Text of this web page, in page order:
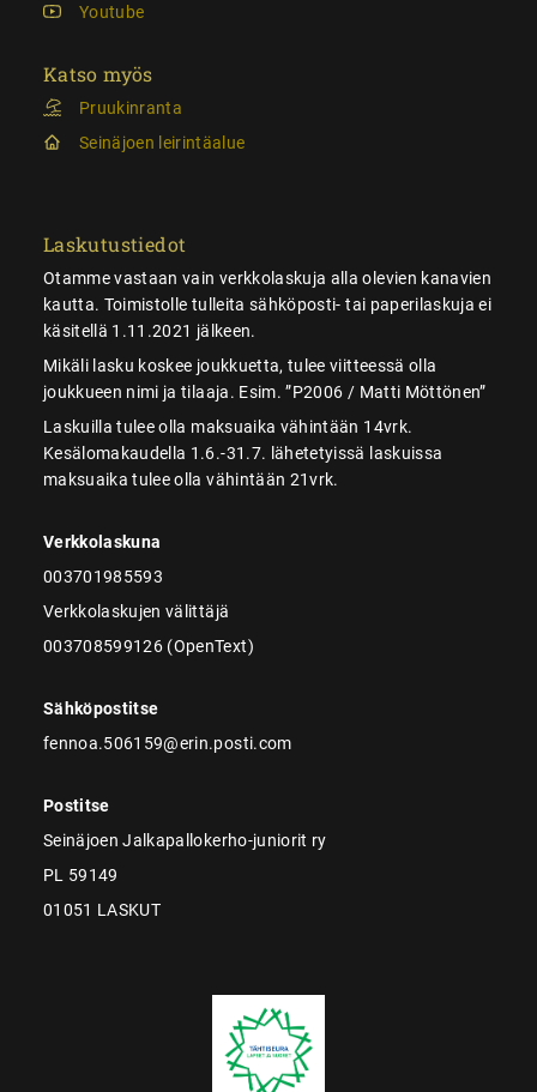
Youtube
Katso myös
Pruukinranta
Seinäjoen leirintäalue
Laskutustiedot
Otamme vastaan vain verkkolaskuja alla olevien kanavien
kautta. Toimistolle tulleita sähköposti- tai paperilaskuja ei
käsitellä 1.11.2021 jälkeen.
Mikäli lasku koskee joukkuetta, tulee viitteessä olla
joukkueen nimi ja tilaaja. Esim. ”P2006 / Matti Möttönen”
Laskuilla tulee olla maksuaika vähintään 14vrk.
Kesälomakaudella 1.6.-31.7. lähetetyissä laskuissa
maksuaika tulee olla vähintään 21vrk.
Verkkolaskuna
003701985593
Verkkolaskujen välittäjä
003708599126 (OpenText)
Sähköpostitse
fennoa.506159@erin.posti.com
Postitse
Seinäjoen Jalkapallokerho-juniorit ry
PL 59149
01051 LASKUT